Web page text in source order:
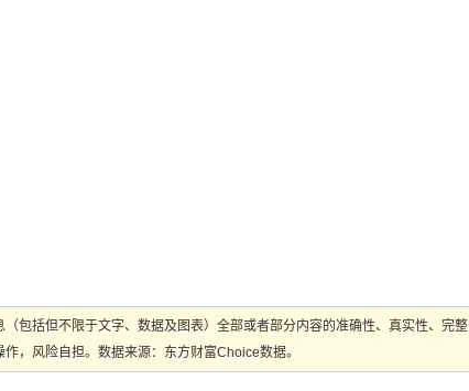
包括但不限于文字、数据及图表）全部或者部分内容的准确性、真实性、完整
，风险自担。数据来源：东方财富Choice数据。